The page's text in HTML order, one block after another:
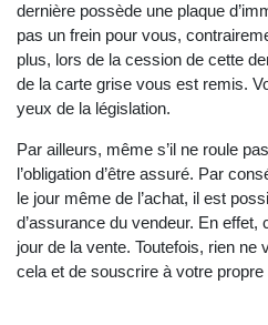
dernière possède une plaque
pas un frein pour vous,
plus, lors de la cession de cette
de la carte grise vous est remis.
yeux de la législation.
Par ailleurs, même s’il ne roule
l’obligation d’être assuré. Par
le jour même de l’achat, il est
d’assurance du vendeur. En effet,
jour de la vente. Toutefois, rien ne
cela et de souscrire à votre